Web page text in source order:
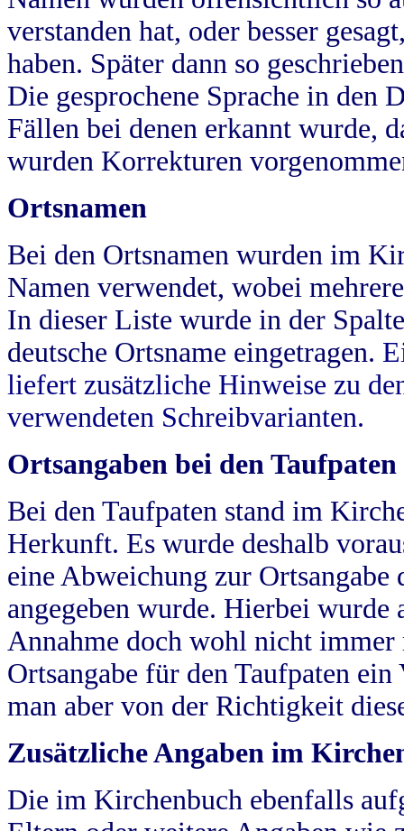
verstanden hat, oder besser
haben. Später dann so
Die gesprochene Sprache in
Fällen bei denen erkannt wurde,
wurden Korrekturen
Ortsnamen
Bei den Ortsnamen wurden im
Namen verwendet, wobei
In dieser Liste wurde in der
deutsche Ortsname eingetragen.
liefert zusätzliche Hinweise zu
verwendeten Schreibvarianten.
Ortsangaben bei den Taufpaten
Bei den Taufpaten stand im
Herkunft. Es wurde deshalb
eine Abweichung zur
angegeben wurde. Hierbei wurde
Annahme doch wohl nicht
Ortsangabe für den Taufpaten
man aber von der Richtigkeit
Zusätzliche Angaben im
Die im Kirchenbuch ebenfalls